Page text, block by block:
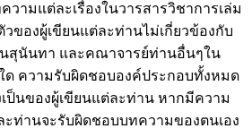
ามแต่ละเรื่องในวารสารวิชาการเล่ม
ของผู้เขียนแต่ละท่านไม่เกี่ยวข้องกับ
สุนันทา และคณาจารย์ท่านอื่นๆใน
ด ความรับผิดชอบองค์ประกอบทั้งหมด
ป็นของผู้เขียนแต่ละท่าน หากมีความ
ะท่านจะรับผิดชอบบทความของตนเอง